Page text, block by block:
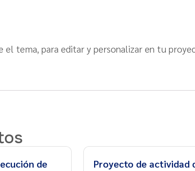
el tema, para editar y personalizar en tu
de
Proyecto de actividad